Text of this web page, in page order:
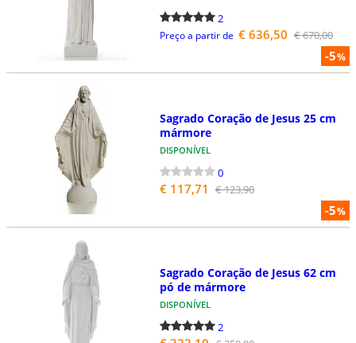
-5%
2
Preço a partir de € 636,50 € 670,00
-5%
Sagrado Coração de Jesus 25 cm
mármore
DISPONÍVEL
0
€ 117,71 € 123,90
Sagrado Coração de Jesus 62 cm
pó de mármore
DISPONÍVEL
2